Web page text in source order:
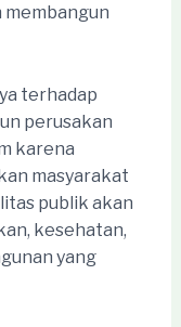
membangun
terhadap
perusakan
karena
masyarakat
publik akan
kesehatan,
yang